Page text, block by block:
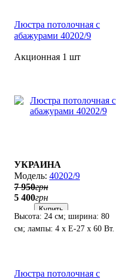
Люстра потолочная с
абажурами 40202/9
Акционная 1 шт
УКРАИНА
40202/9
7 950грн
5 400грн
Купить
Высота: 24 см; ширина: 80
см; лампы: 4 х Е-27 х 60 Вт.
Люстра потолочная с